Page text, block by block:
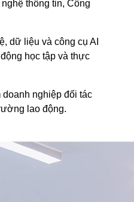
thông tin, Công
dữ liệu và công cụ AI
học tập và thực
nghiệp đối tác
lao động.